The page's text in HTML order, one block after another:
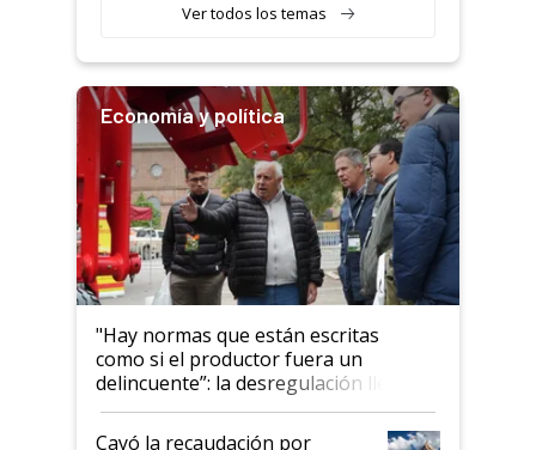
Ver todos los temas
Economía y política
"Hay normas que están escritas
como si el productor fuera un
delincuente”: la desregulación llegó
al Congreso Aapresid y hasta se
habló del financiamiento al IPCVA
Cayó la recaudación por